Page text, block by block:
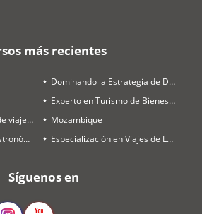
más recientes
Construir una agencia de viajes rentable en 2026
Experto en Turismo Gastronómico
Dominando la Estrategia de Destinos y Ventas
Experto en Turismo de Bienestar
Mozambique
Especialización en Viajes de Luna de Miel
Síguenos en